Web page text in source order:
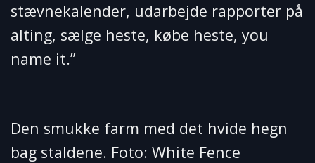
stævnekalender, udarbejde rapporter på
alting, sælge heste, købe heste, you
name it.”
Den smukke farm med det hvide hegn
bag staldene. Foto: White Fence